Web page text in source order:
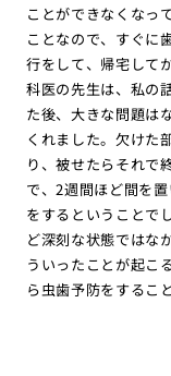
ことができなくなっ
ことなので、すぐに
行をして、帰宅して
科医の先生は、私の
た後、大きな問題は
くれました。欠けた
り、被せたらそれで
で、2週間ほど間を
をするということで
ど深刻な状態ではな
ういったことが起こ
ら虫歯予防をするこ